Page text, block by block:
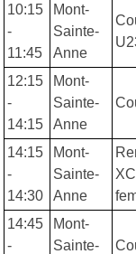
10:15
-
11:45
Mont-
Sainte-
Anne
12:15
-
14:15
Mont-
Sainte-
Anne
14:15
-
14:30
Mont-
Sainte-
Anne
14:45
-
Mont-
Sainte-